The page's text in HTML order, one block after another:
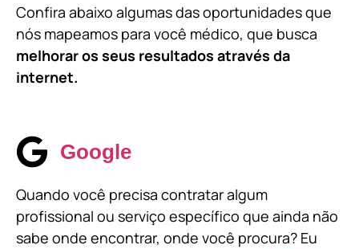
Confira abaixo algumas das oportunidades que
nós mapeamos para você médico, que busca
melhorar os seus resultados através da
internet.
Google
Quando você precisa contratar algum
profissional ou serviço específico que ainda não
sabe onde encontrar, onde você procura? Eu